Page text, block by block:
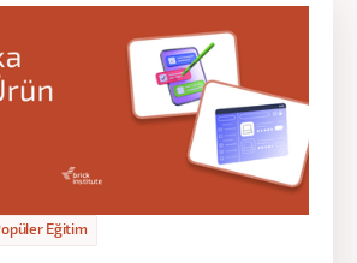
Eğitim